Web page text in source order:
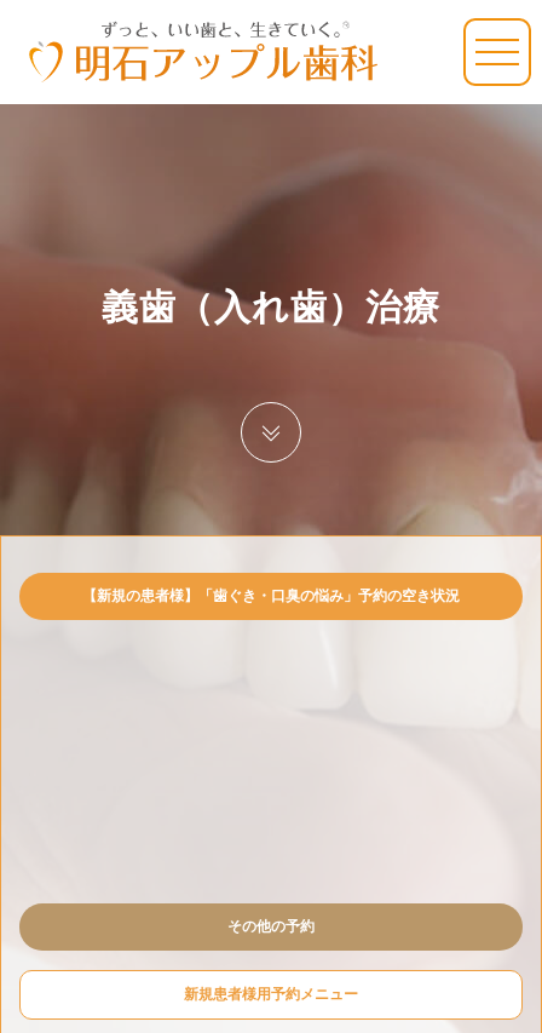
義歯（入れ歯）治療
【新規の患者様】「歯ぐき・口臭の悩み」予約の空き状況
その他の予約
新規患者様用予約メニュー